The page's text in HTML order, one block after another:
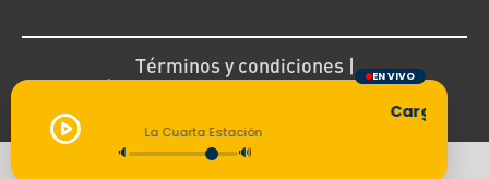
EN VIVO
Cargando
La Cuarta Estación
🔈 🔊
Términos y condiciones |
Política de devoluciones y reembolsos
Todos los derechos reservados